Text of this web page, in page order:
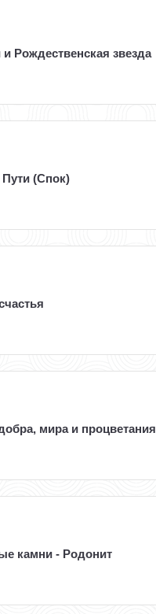
Рождественская звезда
Пути (Спок)
мира и процветания
камни - Родонит